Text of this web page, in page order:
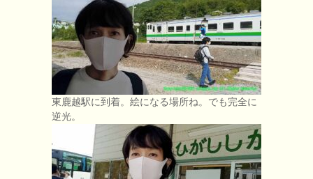
東鹿越駅に到着。絵になる場所ね。でも完全に
逆光。